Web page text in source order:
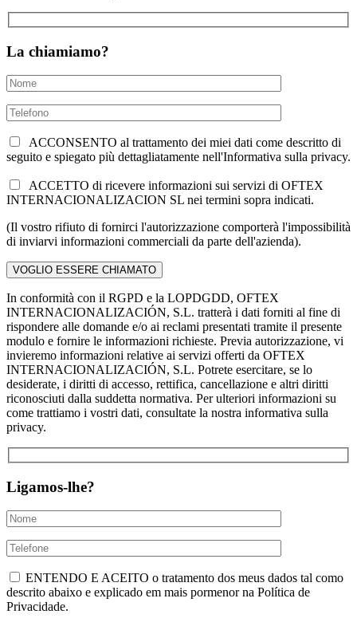
La chiamiamo?
ACCONSENTO al trattamento dei miei dati come descritto di
seguito e spiegato più dettagliatamente nell'Informativa sulla privacy.
ACCETTO di ricevere informazioni sui servizi di OFTEX
INTERNACIONALIZACION SL nei termini sopra indicati.
(Il vostro rifiuto di fornirci l'autorizzazione comporterà l'impossibilità
di inviarvi informazioni commerciali da parte dell'azienda).
In conformità con il RGPD e la LOPDGDD, OFTEX
INTERNACIONALIZACIÓN, S.L. tratterà i dati forniti al fine di
rispondere alle domande e/o ai reclami presentati tramite il presente
modulo e fornire le informazioni richieste. Previa autorizzazione, vi
invieremo informazioni relative ai servizi offerti da OFTEX
INTERNACIONALIZACIÓN, S.L. Potrete esercitare, se lo
desiderate, i diritti di accesso, rettifica, cancellazione e altri diritti
riconosciuti dalla suddetta normativa. Per ulteriori informazioni su
come trattiamo i vostri dati, consultate la nostra informativa sulla
privacy.
Ligamos-lhe?
ENTENDO E ACEITO o tratamento dos meus dados tal como
descrito abaixo e explicado em mais pormenor na Política de
Privacidade.